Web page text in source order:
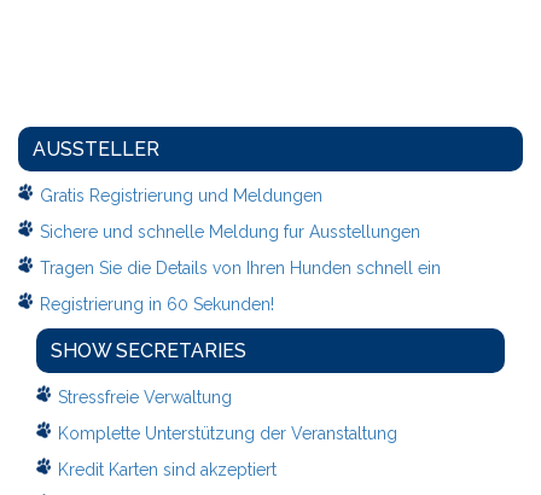
AUSSTELLER
Gratis Registrierung und Meldungen
Sichere und schnelle Meldung fur Ausstellungen
Tragen Sie die Details von Ihren Hunden schnell ein
Registrierung in 60 Sekunden!
SHOW SECRETARIES
Stressfreie Verwaltung
Komplette Unterstützung der Veranstaltung
Kredit Karten sind akzeptiert